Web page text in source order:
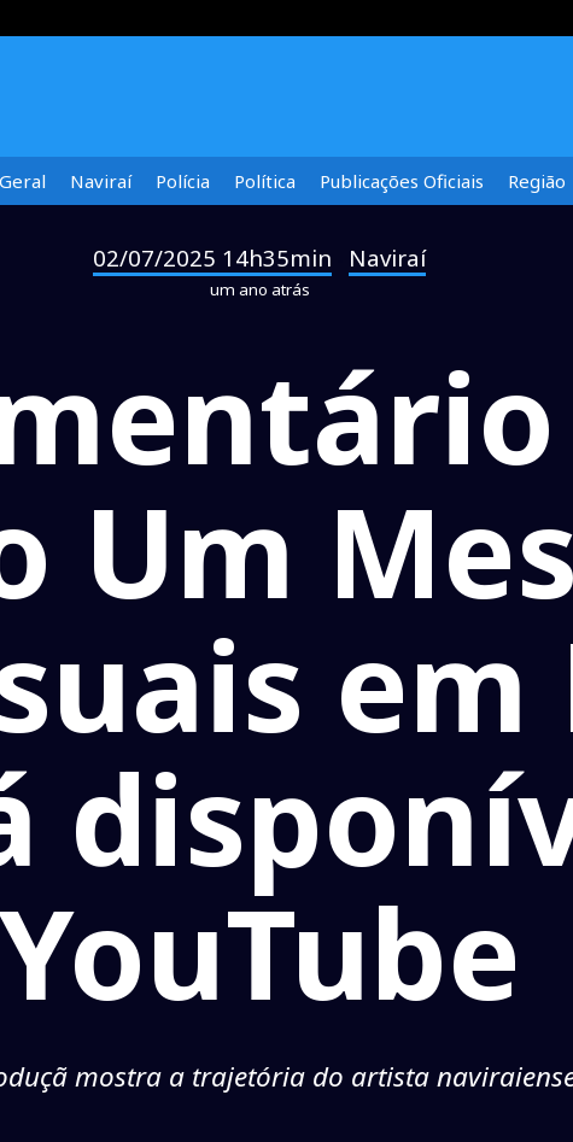
Geral Naviraí Polícia Política Publicações Oficiais Região
02/07/2025 14h35min Naviraí
um ano atrás
Um
mostra a trajetória do artista